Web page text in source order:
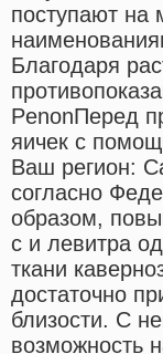
поступают на
Благодаря
PenonПеред
яичек с
Ваш регион:
согласно
образом,
с и левитра
ткани
достаточно
близости. С
возможность